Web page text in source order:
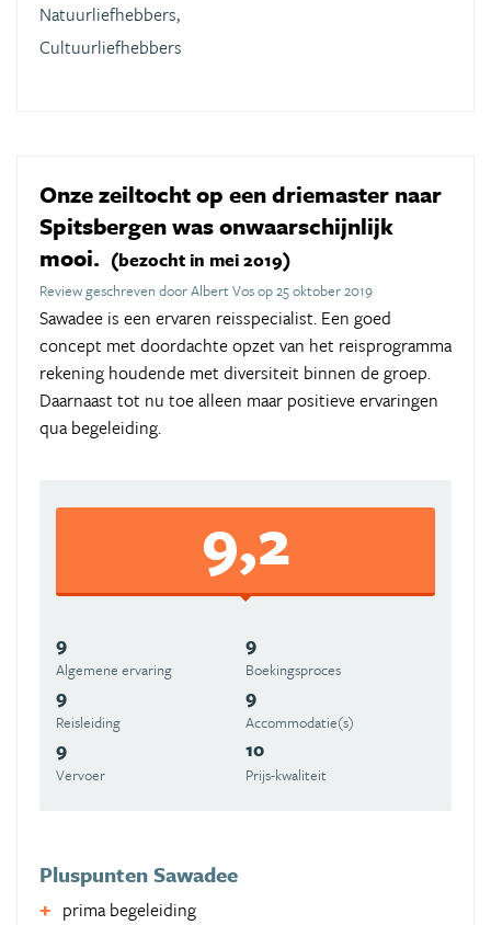
Natuurliefhebbers,
Cultuurliefhebbers
Onze zeiltocht op een driemaster naar
Spitsbergen was onwaarschijnlijk
mooi. (bezocht in mei 2019)
Review geschreven door Albert Vos op 25 oktober 2019
Sawadee is een ervaren reisspecialist. Een goed
concept met doordachte opzet van het reisprogramma
rekening houdende met diversiteit binnen de groep.
Daarnaast tot nu toe alleen maar positieve ervaringen
qua begeleiding.
9,2
9
Algemene ervaring
9
Boekingsproces
9
Reisleiding
9
Accommodatie(s)
9
Vervoer
10
Prijs-kwaliteit
Pluspunten Sawadee
prima begeleiding